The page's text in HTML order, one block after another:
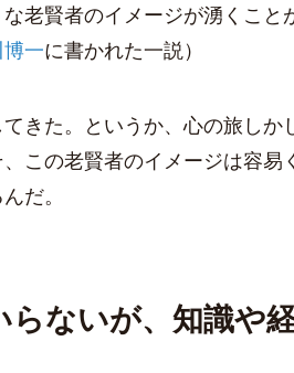
老賢者のイメージが湧くこと
一に書かれた一説）
きた。というか、心の旅しか
この老賢者のイメージは容易
だ。
らないが、知識や